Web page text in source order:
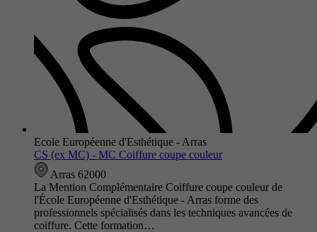
Ecole Européenne d'Esthétique - Arras
CS (ex MC) - MC Coiffure coupe couleur
Arras 62000
La Mention Complémentaire Coiffure coupe couleur de
l'École Européenne d'Esthétique - Arras forme des
professionnels spécialisés dans les techniques avancées de
coiffure. Cette formation…